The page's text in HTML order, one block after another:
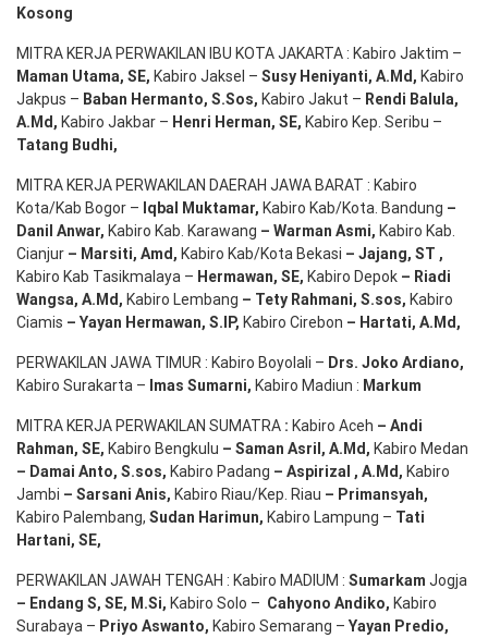
Kosong
MITRA KERJA PERWAKILAN IBU KOTA JAKARTA : Kabiro Jaktim –
Maman Utama, SE, Kabiro Jaksel – Susy Heniyanti, A.Md, Kabiro
Jakpus – Baban Hermanto, S.Sos, Kabiro Jakut – Rendi Balula,
A.Md, Kabiro Jakbar – Henri Herman, SE, Kabiro Kep. Seribu –
Tatang Budhi,
MITRA KERJA PERWAKILAN DAERAH JAWA BARAT : Kabiro
Kota/Kab Bogor – Iqbal Muktamar, Kabiro Kab/Kota. Bandung –
Danil Anwar, Kabiro Kab. Karawang – Warman Asmi, Kabiro Kab.
Cianjur – Marsiti, Amd, Kabiro Kab/Kota Bekasi – Jajang, ST ,
Kabiro Kab Tasikmalaya – Hermawan, SE, Kabiro Depok – Riadi
Wangsa, A.Md, Kabiro Lembang – Tety Rahmani, S.sos, Kabiro
Ciamis – Yayan Hermawan, S.IP, Kabiro Cirebon – Hartati, A.Md,
PERWAKILAN JAWA TIMUR : Kabiro Boyolali – Drs. Joko Ardiano,
Kabiro Surakarta – Imas Sumarni, Kabiro Madiun : Markum
MITRA KERJA PERWAKILAN SUMATRA : Kabiro Aceh – Andi
Rahman, SE, Kabiro Bengkulu – Saman Asril, A.Md, Kabiro Medan
– Damai Anto, S.sos, Kabiro Padang – Aspirizal , A.Md, Kabiro
Jambi – Sarsani Anis, Kabiro Riau/Kep. Riau – Primansyah,
Kabiro Palembang, Sudan Harimun, Kabiro Lampung – Tati
Hartani, SE,
PERWAKILAN JAWAH TENGAH : Kabiro MADIUM : Sumarkam Jogja
– Endang S, SE, M.Si, Kabiro Solo – Cahyono Andiko, Kabiro
Surabaya – Priyo Aswanto, Kabiro Semarang – Yayan Predio,